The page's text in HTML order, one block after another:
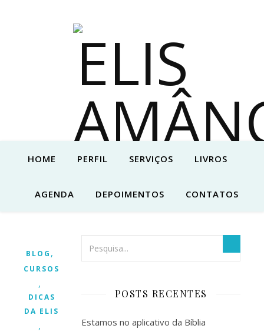
HOME PERFIL SERVIÇOS LIVROS
AGENDA DEPOIMENTOS CONTATOS
BLOG ,
CURSOS/EVENTOS
,
DICAS
DA ELIS
,
POSTS RECENTES
Estamos no aplicativo da Bíblia